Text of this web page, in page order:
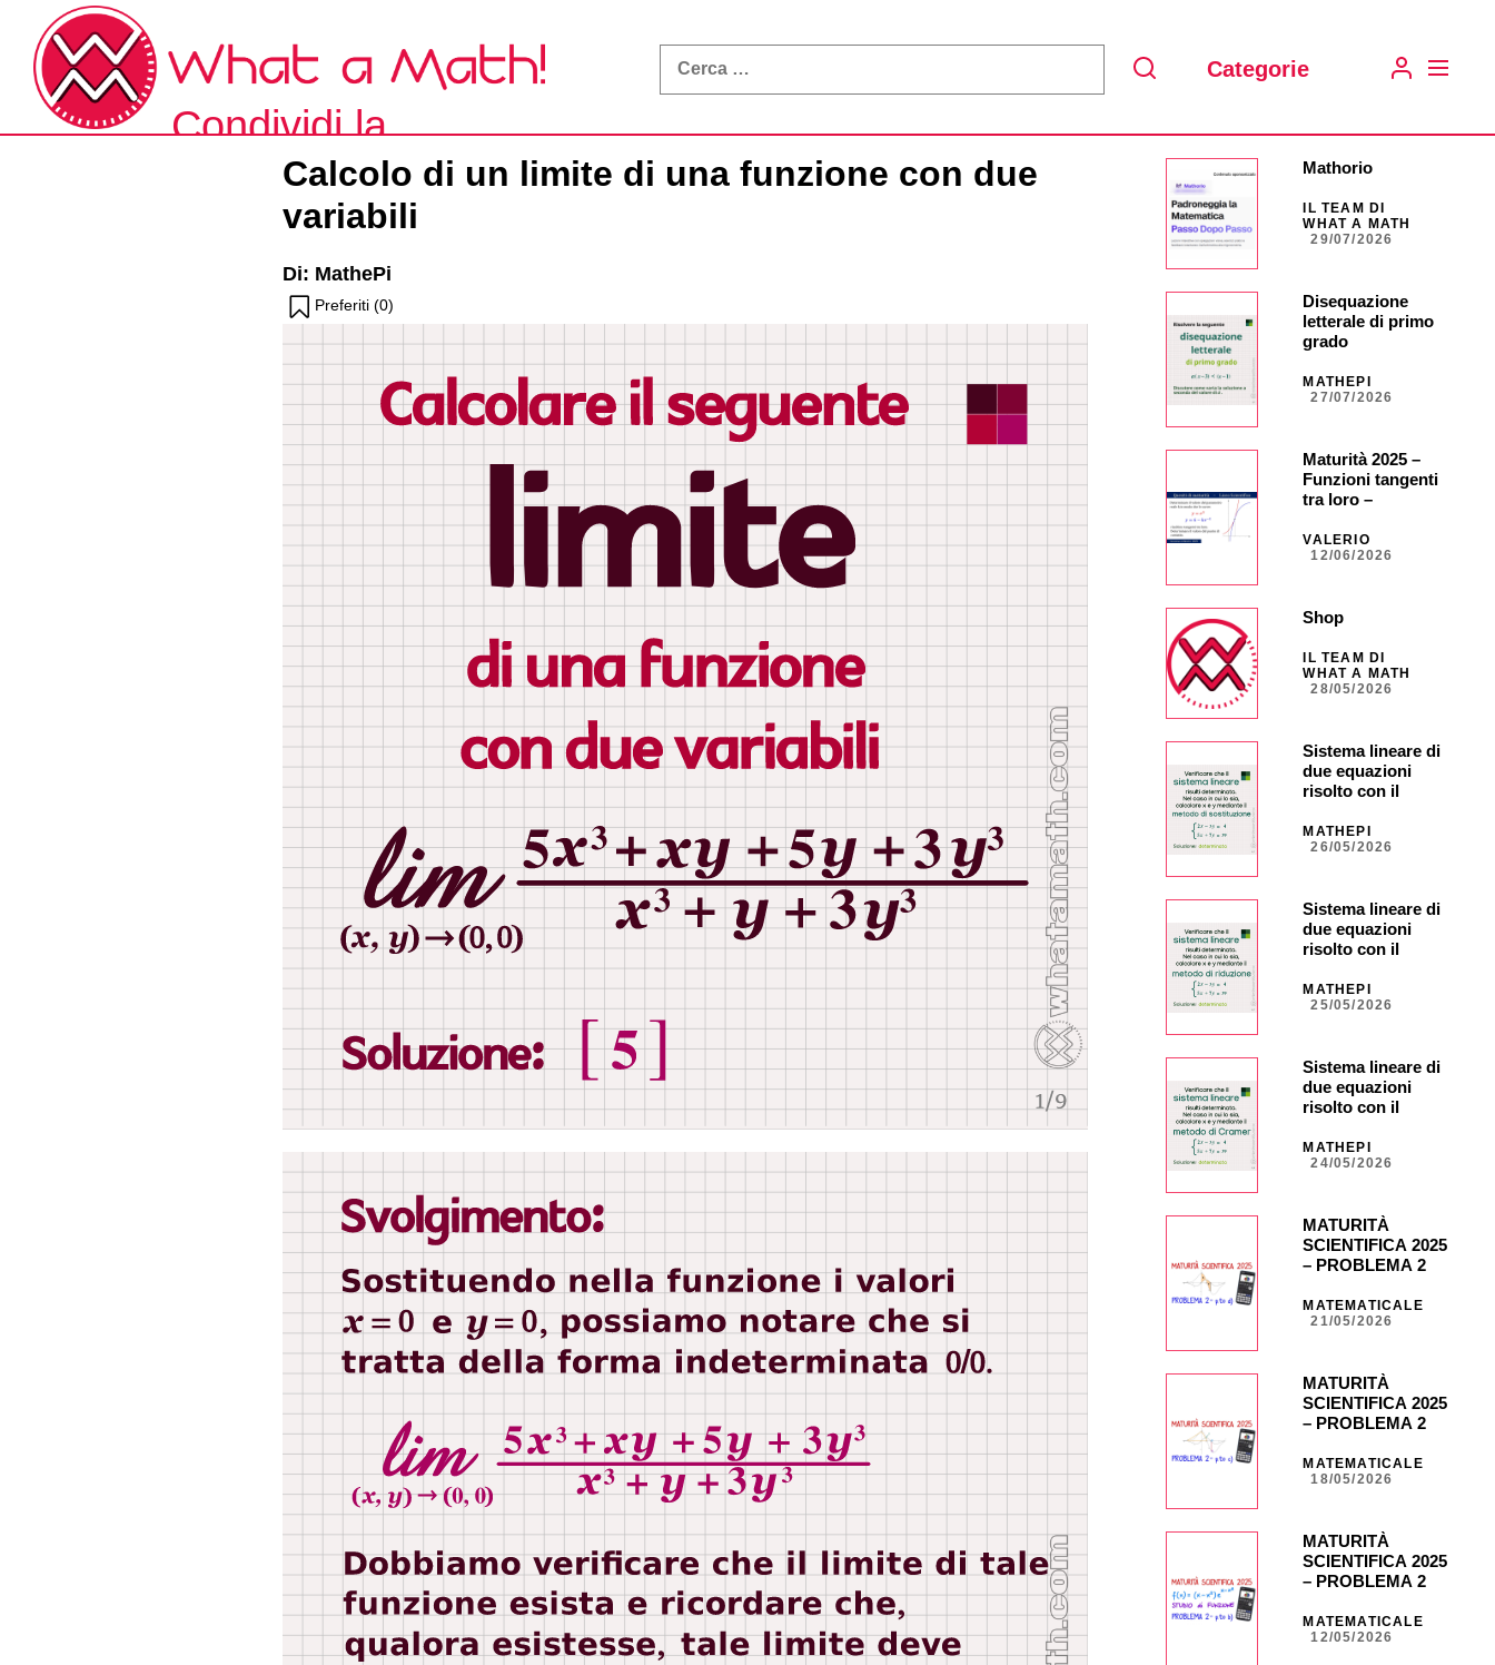
content
a
Math!
Condividi la
matematica
spiegata a modo
Categorie
Calcolo di un limite di una funzione con due
variabili
Di: MathePi
Preferiti (0)
Mathorio
IL TEAM DI
WHAT A MATH
29/07/2026
Disequazione
letterale di primo
grado
MATHEPI
27/07/2026
Maturità 2025 –
Funzioni tangenti
tra loro –
Quesito 5
VALERIO
12/06/2026
Shop
IL TEAM DI
WHAT A MATH
28/05/2026
Sistema lineare di
due equazioni
risolto con il
sostituzione
MATHEPI
26/05/2026
Sistema lineare di
due equazioni
risolto con il
riduzione
MATHEPI
25/05/2026
Sistema lineare di
due equazioni
risolto con il
MATHEPI
24/05/2026
MATURITÀ
SCIENTIFICA 2025
– PROBLEMA 2 –
grafica CASIO fx-
CG50 _ NA40 _
MATEMATICALE
21/05/2026
MATURITÀ
SCIENTIFICA 2025
– PROBLEMA 2 –
grafica CASIO fx
CG50 _ NA35 _
MATEMATICALE
18/05/2026
MATURITÀ
SCIENTIFICA 2025
– PROBLEMA 2 –
grafica CASIO fx-
CG50 _ NA30 _
MATEMATICALE
12/05/2026